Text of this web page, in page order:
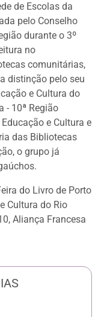
de Escolas da
pelo Conselho
durante o 3º
no
comunitárias,
distinção pelo seu
e Cultura do
- 10ª Região
e Cultura e
das Bibliotecas
o grupo já
do Livro de Porto
Cultura do Rio
Aliança Francesa